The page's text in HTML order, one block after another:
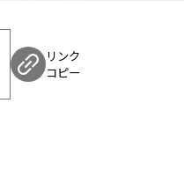
リンク
コピー